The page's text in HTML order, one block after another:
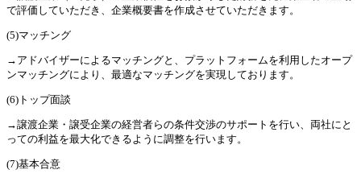
で評価していただき、企業概要書を作成させていただきます。
(5)マッチング
→アドバイザーによるマッチングと、プラットフォームを利用したオープ
ンマッチングにより、最適なマッチングを実現しております。
(6)トップ面談
→譲渡企業・譲受企業の経営者らの条件交渉のサポートを行い、両社にと
っての利益を最大化できるように調整を行います。
(7)基本合意